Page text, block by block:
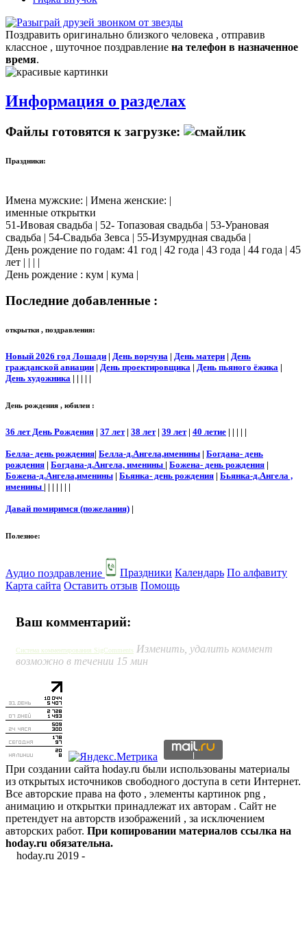
Поздравить оригинально близкого человека , отправив
классное , шуточное поздравление на телефон в назначенное
время.
Информация о разделах
Файлы готовятся к загрузке:
Праздники:
Имена мужские: | Имена женские: |
именные открытки
51-Ивовая свадьба | 52- Топазовая свадьба | 53-Урановая
свадьба | 54-Свадьба Зевса | 55-Изумрудная свадьба |
День рождение по годам: 41 год | 42 года | 43 года | 44 года | 45
лет | | | |
День рождение : кум | кума |
Последние добавленные :
открытки , поздравления:
Новый 2026 год Лошади | День ворчуна | День матери | День
гражданской авиации | День проектировщика | День пьяного ёжика |
День художника | | | | |
День рождения , юбилеи :
36 лет День Рождения | 37 лет| 38 лет| 39 лет| 40 летие | | | | |
Белла- день рождения| Белла-д.Ангела,именины | Богдана- день
рождения | Богдана-д.Ангела, именины | Божена- день рождения |
Божена-д.Ангела,именины | Бьянка- день рождения | Бьянка-д.Ангела ,
именины | | | | | | |
Давай помиримся (пожелания) |
Полезное:
Аудио поздравление Праздники Календарь По алфавиту
Карта сайта Оставить отзыв Помощь
Ваш комментарий:
Система комментирования SigComments Изменить, удалить коммент
возможно в течении 15 мин
При создании сайта hoday.ru были использованы материалы
из открытых источников свободного доступа в сети Интернет.
Все авторские права на фото , элементы картинок png ,
анимацию и открытки принадлежат их авторам . Сайт не
претендует на авторств изображений , за исключением
авторских работ. При копировании материалов ссылка на
hoday.ru обязательна.
hoday.ru 2019 -